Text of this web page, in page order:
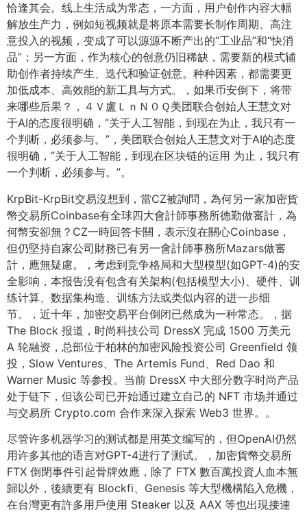
恰逢其会。线上生活成为常态，一方面，用户创作内容大幅
解放生产力，例如短视频就是将原本需要长制作周期、高注
意投入的视频，变成了可以源源不断产出的“工业品”和“快消
品”；另一方面，作为核心的创意仍旧稀缺，需要新的模式辅
助创作者持续产生、迭代和验证创意。种种因素，都需要更
加低成本、高效能的新工具与方式。，如果币安倒下，将带
来哪些后果？，４Ｖ盧ＬｎＮ０Ｑ美团联合创始人王慧文对
于AI的态度很明确，“关于人工智能，到现在为止，我只有一
个判断，必须参与。”，美团联合创始人王慧文对于AI的态度
很明确，“关于人工智能，到现在区块链的运用 为止，我只有
一个判断，必须参与。”。
KrpBit-KrpBit交易沒想到，當CZ被詢問，為何另一家加密貨
幣交易所Coinbase有全球四大會計師事務所德勤做審計，為
何幣安卻無？CZ一時回答卡關，表示沒在關心Coinbase，
但仍堅持自家公司財務已有另一會計師事務所Mazars做審
計，應無疑慮。，考虑到竞争格局和大型模型(如GPT-4)的安
全影响，本报告没有包含有关架构(包括模型大小)、硬件、训
练计算、数据集构造、训练方法或类似内容的进一步细
节。，近十年，加密交易平台倒闭已然成为一种常态。，据
The Block 报道，时尚科技公司 DressX 完成 1500 万美元
A 轮融资，总部位于柏林的加密风险投资公司 Greenfield 领
投，Slow Ventures、The Artemis Fund、Red Dao 和
Warner Music 等参投。当前 DressX 中大部分数字时尚产品
处于链下，但该公司已开始通过建立自己的 NFT 市场并通过
与交易所 Crypto.com 合作来深入探索 Web3 世界。。
尽管许多机器学习的测试都是用英文编写的，但OpenAI仍然
用许多其他的语言对GPT-4进行了测试。，加密貨幣交易所
FTX 倒閉事件引起骨牌效應，除了 FTX 數百萬投資人血本無
歸以外，後續更有 Blockfi、Genesis 等大型機構陷入危機，
在台灣更有許多用戶使用 Steaker 以及 AAX 等也出現接連